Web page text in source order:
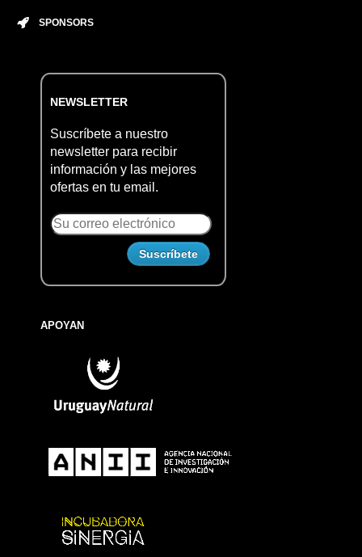
SPONSORS
NEWSLETTER
Suscríbete a nuestro
newsletter para recibir
información y las mejores
ofertas en tu email.
APOYAN